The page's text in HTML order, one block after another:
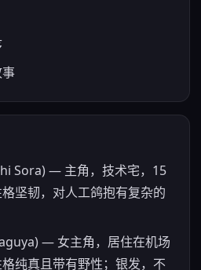
Sora) — 主角，技术宅，15
坚韧，对人工鸽抱有复杂的
— 女主角，居住在机场
纯真且带有野性；银发，不